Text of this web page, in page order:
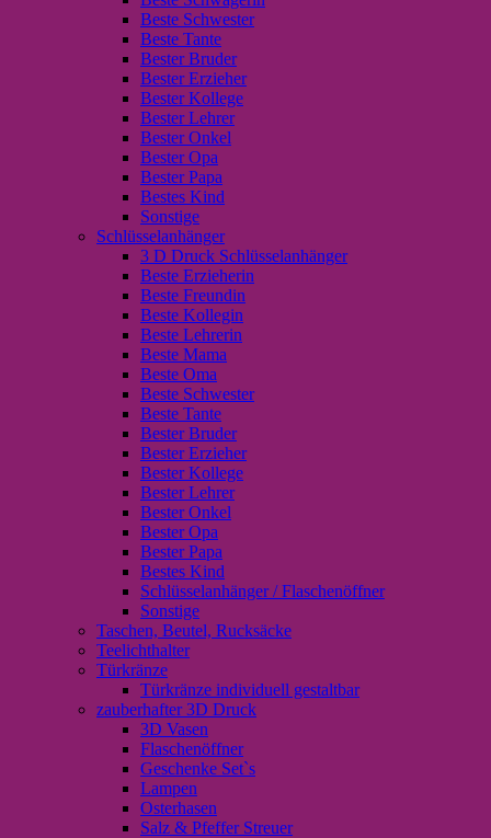
Beste Schwester
Beste Tante
Bester Bruder
Bester Erzieher
Bester Kollege
Bester Lehrer
Bester Onkel
Bester Opa
Bester Papa
Bestes Kind
Sonstige
Schlüsselanhänger
3 D Druck Schlüsselanhänger
Beste Erzieherin
Beste Freundin
Beste Kollegin
Beste Lehrerin
Beste Mama
Beste Oma
Beste Schwester
Beste Tante
Bester Bruder
Bester Erzieher
Bester Kollege
Bester Lehrer
Bester Onkel
Bester Opa
Bester Papa
Bestes Kind
Schlüsselanhänger / Flaschenöffner
Sonstige
Taschen, Beutel, Rucksäcke
Teelichthalter
Türkränze
Türkränze individuell gestaltbar
zauberhafter 3D Druck
3D Vasen
Flaschenöffner
Geschenke Set`s
Lampen
Osterhasen
Salz & Pfeffer Streuer